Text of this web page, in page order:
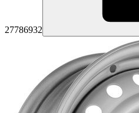
27786932